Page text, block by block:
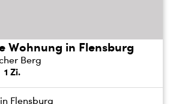
Wohnung in Flensburg
Berg
1 Zi.
in Flensburg